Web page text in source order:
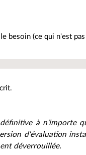
besoin (ce qui n'est
à n'importe
d'évaluation
déverrouillée.